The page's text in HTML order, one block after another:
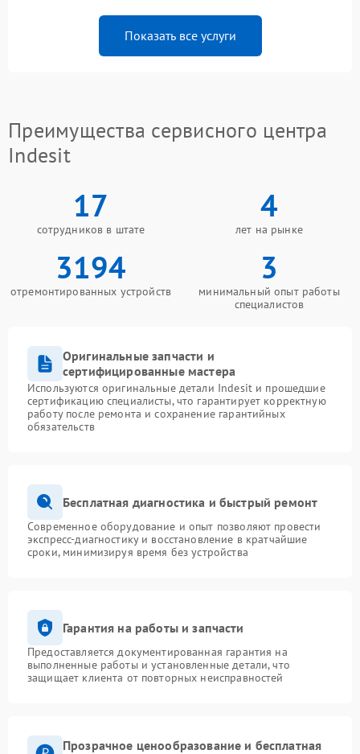
Показать все услуги
Преимущества сервисного центра
Indesit
17
сотрудников в штате
4
лет на рынке
3194
отремонтированных устройств
3
минимальный опыт работы
специалистов
Оригинальные запчасти и
сертифицированные мастера
Используются оригинальные детали Indesit и прошедшие
сертификацию специалисты, что гарантирует корректную
работу после ремонта и сохранение гарантийных
обязательств
Бесплатная диагностика и быстрый ремонт
Современное оборудование и опыт позволяют провести
экспресс-диагностику и восстановление в кратчайшие
сроки, минимизируя время без устройства
Гарантия на работы и запчасти
Предоставляется документированная гарантия на
выполненные работы и установленные детали, что
защищает клиента от повторных неисправностей
Прозрачное ценообразование и бесплатная